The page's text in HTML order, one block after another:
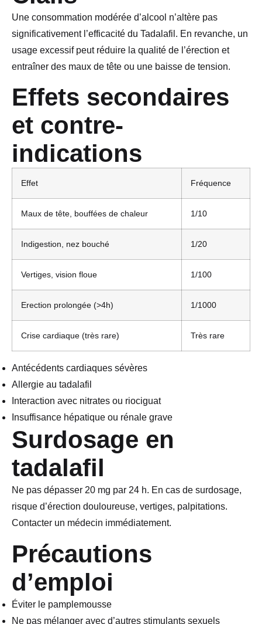
Une consommation modérée d’alcool n’altère pas
significativement l’efficacité du Tadalafil. En revanche, un
usage excessif peut réduire la qualité de l’érection et
entraîner des maux de tête ou une baisse de tension.
Effets secondaires
et contre-
indications
Effet Fréquence
Maux de tête, bouffées de chaleur 1/10
Indigestion, nez bouché 1/20
Vertiges, vision floue 1/100
Erection prolongée (>4h) 1/1000
Crise cardiaque (très rare) Très rare
Antécédents cardiaques sévères
Allergie au tadalafil
Interaction avec nitrates ou riociguat
Insuffisance hépatique ou rénale grave
Surdosage en
tadalafil
Ne pas dépasser 20 mg par 24 h. En cas de surdosage,
risque d’érection douloureuse, vertiges, palpitations.
Contacter un médecin immédiatement.
Précautions
d’emploi
Éviter le pamplemousse
Ne pas mélanger avec d’autres stimulants sexuels